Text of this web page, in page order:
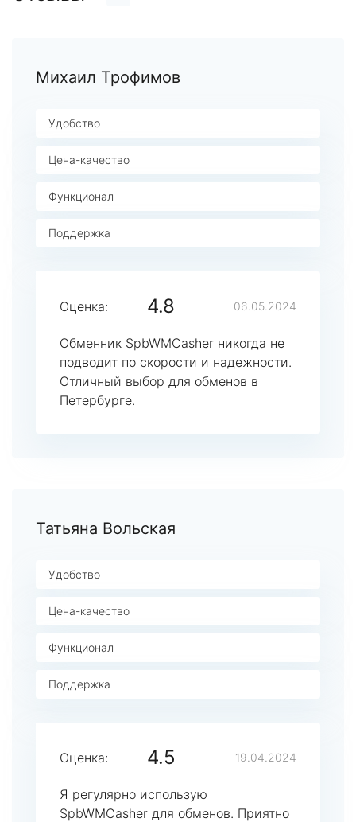
Михаил Трофимов
Удобство
Цена-качество
Функционал
Поддержка
Оценка: 4.8 06.05.2024
Обменник SpbWMCasher никогда не
подводит по скорости и надежности.
Отличный выбор для обменов в
Петербурге.
Татьяна Вольская
Удобство
Цена-качество
Функционал
Поддержка
Оценка: 4.5 19.04.2024
Я регулярно использую
SpbWMCasher для обменов. Приятно